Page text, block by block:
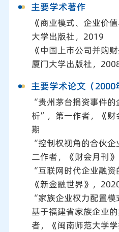
主要学术著作
《商业模式、企业价
大学出版社，2019
《中国上市公司并购
厦门大学出版社，
主要学术论文（2000
“贵州茅台捐资事件
析”，第一作者，《
期
“控制权视角的合伙
二作者，《财会月刊
“互联网时代企业融资
《新金融世界》，
“家族企业权力配置
基于福建省家族企业
者，《闽南师范大学